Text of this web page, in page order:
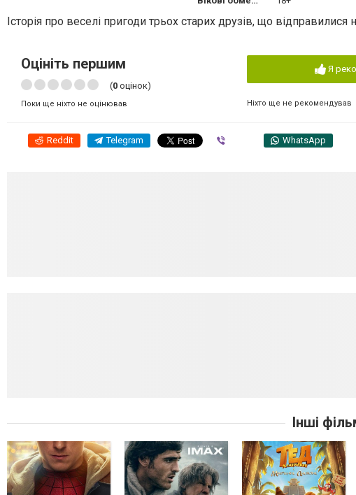
Історія про веселі пригоди трьох старих друзів, що
Оцініть першим
(0 оцінок)
Поки ще ніхто не оцінював
Я
Ніхто ще не рекомендував
Reddit Telegram WhatsApp
Інші